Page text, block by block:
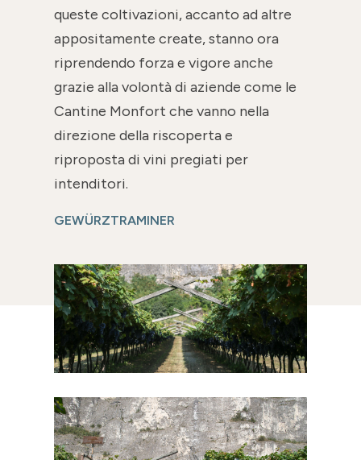
queste coltivazioni, accanto ad altre
appositamente create, stanno ora
riprendendo forza e vigore anche
grazie alla volontà di aziende come le
Cantine Monfort che vanno nella
direzione della riscoperta e
riproposta di vini pregiati per
intenditori.
GEWÜRZTRAMINER